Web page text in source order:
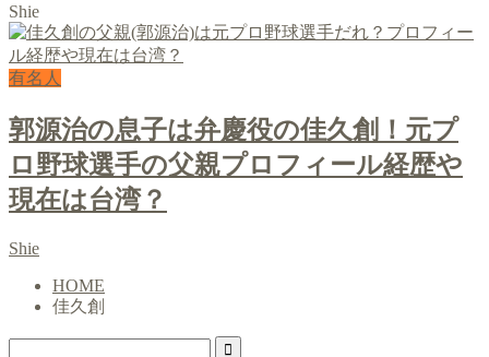
Shie
有名人
郭源治の息子は弁慶役の佳久創！元プ
ロ野球選手の父親プロフィール経歴や
現在は台湾？
Shie
HOME
佳久創